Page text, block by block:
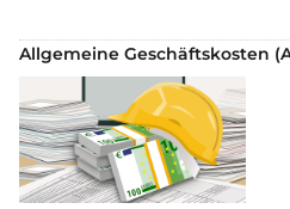
Allgemeine Geschäftskosten